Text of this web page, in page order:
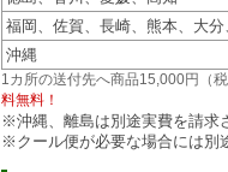
福岡、佐賀、長崎、熊本、大
沖縄
1カ所の送付先へ商品15,000円（
料無料！
※沖縄、離島は別途実費を請求
※クール便が必要な場合には別